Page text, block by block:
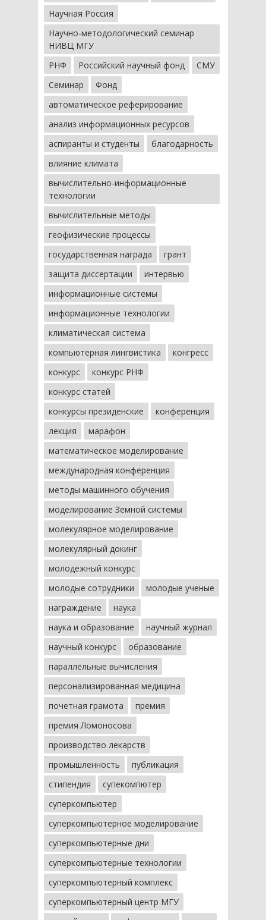
Научная Россия
Научно-методологический семинар
НИВЦ МГУ
РНФ
Российский научный фонд
СМУ
Семинар
Фонд
автоматическое реферирование
анализ информационных ресурсов
аспиранты и студенты
благодарность
влияние климата
вычислительно-информационные
технологии
вычислительные методы
геофизические процессы
государственная награда
грант
защита диссертации
интервью
информационные системы
информационные технологии
климатическая система
компьютерная лингвистика
конгресс
конкурс
конкурс РНФ
конкурс статей
конкурсы президенские
конференция
лекция
марафон
математическое моделирование
международная конференция
методы машинного обучения
моделирование Земной системы
молекулярное моделирование
молекулярный докинг
молодежный конкурс
молодые сотрудники
молодые ученые
награждение
наука
наука и образование
научный журнал
научный конкурс
образование
параллельные вычисления
персонализированная медицина
почетная грамота
премия
премия Ломоносова
производство лекарств
промышленность
публикация
стипендия
супекомпютер
суперкомпьютер
суперкомпьютерное моделирование
суперкомпьютерные дни
суперкомпьютерные технологии
суперкомпьютерный комплекс
суперкомпьютерный центр МГУ